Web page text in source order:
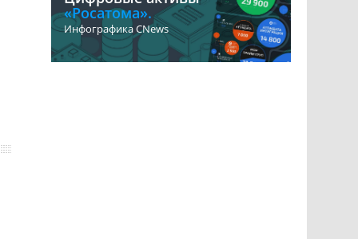
«Росатома».
Инфографика CNews